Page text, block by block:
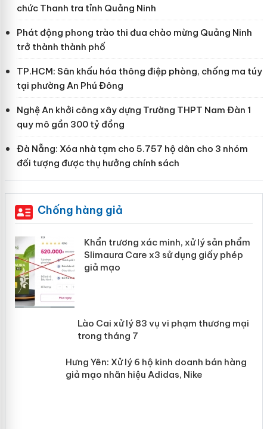
chức Thanh tra tỉnh Quảng Ninh
Phát động phong trào thi đua chào mừng Quảng Ninh
trở thành thành phố
TP.HCM: Sân khấu hóa thông điệp phòng, chống ma túy
tại phường An Phú Đông
Nghệ An khởi công xây dựng Trường THPT Nam Đàn 1
quy mô gần 300 tỷ đồng
Đà Nẵng: Xóa nhà tạm cho 5.757 hộ dân cho 3 nhóm
đối tượng được thụ hưởng chính sách
Chống hàng giả
Khẩn trương xác minh, xử lý sản phẩm
Slimaura Care x3 sử dụng giấy phép
giả mạo
Lào Cai xử lý 83 vụ vi phạm thương
mại trong tháng 7